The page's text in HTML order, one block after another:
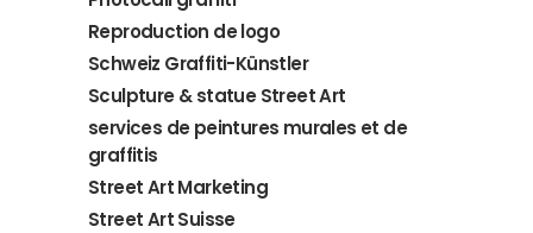
Reproduction de logo
Schweiz Graffiti-Künstler
Sculpture & statue Street Art
services de peintures murales et de
graffitis
Street Art Marketing
Street Art Suisse